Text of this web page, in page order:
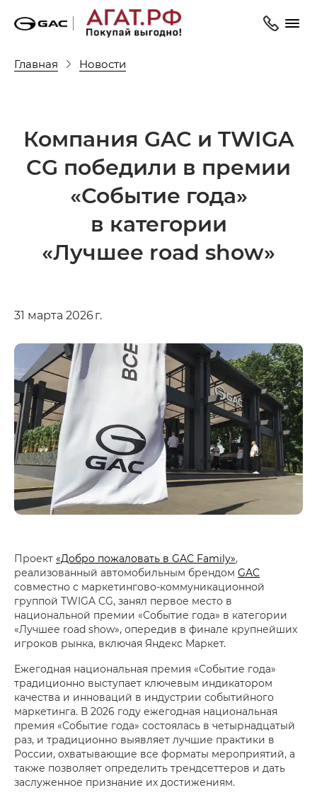
Главная Новости
Компания GAC и TWIGA
CG победили в премии
«Событие года»
в категории
«Лучшее road show»
31 марта 2026 г.
Проект «Добро пожаловать в GAC Family»,
реализованный автомобильным брендом GAC
совместно с маркетингово-коммуникационной
группой TWIGA CG, занял первое место в
национальной премии «Событие года» в категории
«Лучшее road show», опередив в финале крупнейших
игроков рынка, включая Яндекс Маркет.
Ежегодная национальная премия «Событие года»
традиционно выступает ключевым индикатором
качества и инноваций в индустрии событийного
маркетинга. В 2026 году ежегодная национальная
премия «Событие года» состоялась в четырнадцатый
раз, и традиционно выявляет лучшие практики в
России, охватывающие все форматы мероприятий, а
также позволяет определить трендсеттеров и дать
заслуженное признание их достижениям.